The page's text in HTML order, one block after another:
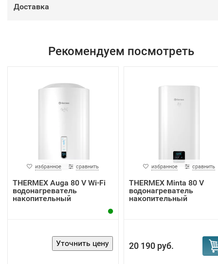
Доставка
Рекомендуем посмотреть
избранное сравнить
THERMEX Auga 80 V Wi-Fi
водонагреватель
накопительный
избранное сравнить
THERMEX Minta 80 V
водонагреватель
накопительный
20 190 руб.